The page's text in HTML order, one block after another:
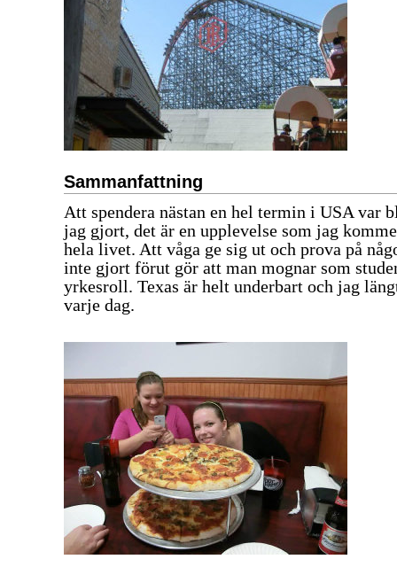
Sammanfattning
Att spendera nästan en hel termin i USA var
jag gjort, det är en upplevelse som jag
hela livet. Att våga ge sig ut och prova på
inte gjort förut gör att man mognar som
yrkesroll. Texas är helt underbart och jag
varje dag.